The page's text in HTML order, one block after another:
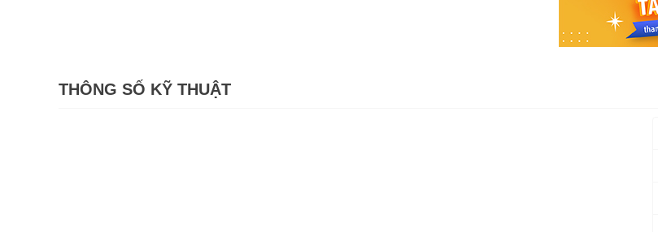
THÔNG SỐ KỸ THUẬT